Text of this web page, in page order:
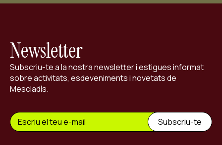
Newsletter
Subscriu-te a la nostra newsletter i estigues informat
sobre activitats, esdeveniments i novetats de
Mescladís.